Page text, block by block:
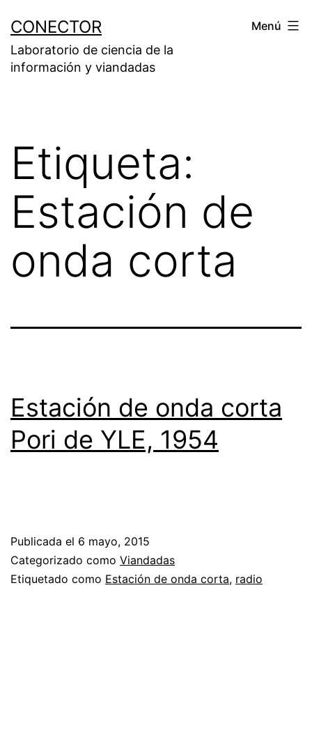
contenido
CONECTOR
Laboratorio de ciencia de la
información y viandadas
Menú
Etiqueta:
Estación de
onda corta
Estación de onda corta
Pori de YLE, 1954
Publicada el 6 mayo, 2015
Categorizado como Viandadas
Etiquetado como Estación de onda corta, radio